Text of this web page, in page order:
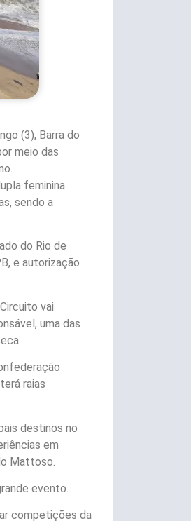
(3), Barra do
meio das
feminina
sendo a
do Rio de
e autorização
vai
uma das
raias
destinos no
em
Mattoso.
evento.
competições da